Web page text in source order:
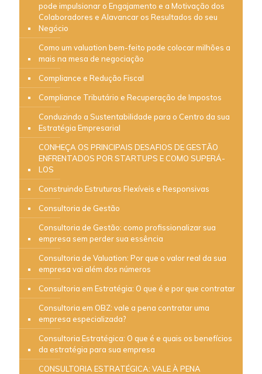
pode impulsionar o Engajamento e a Motivação dos
Colaboradores e Alavancar os Resultados do seu
Negócio
Como um valuation bem-feito pode colocar milhões a
mais na mesa de negociação
Compliance e Redução Fiscal
Compliance Tributário e Recuperação de Impostos
Conduzindo a Sustentabilidade para o Centro da sua
Estratégia Empresarial
CONHEÇA OS PRINCIPAIS DESAFIOS DE GESTÃO
ENFRENTADOS POR STARTUPS E COMO SUPERÁ-
LOS
Construindo Estruturas Flexíveis e Responsivas
Consultoria de Gestão
Consultoria de Gestão: como profissionalizar sua
empresa sem perder sua essência
Consultoria de Valuation: Por que o valor real da sua
empresa vai além dos números
Consultoria em Estratégia: O que é e por que contratar
Consultoria em OBZ: vale a pena contratar uma
empresa especializada?
Consultoria Estratégica: O que é e quais os benefícios
da estratégia para sua empresa
CONSULTORIA ESTRATÉGICA: VALE À PENA